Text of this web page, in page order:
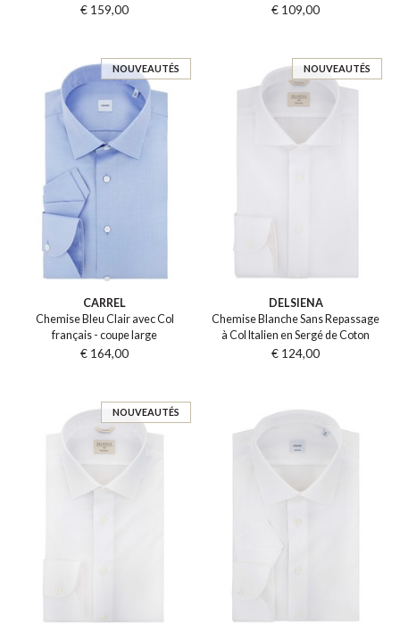
€ 159,00 € 109,00
NOUVEAUTÉS
CARREL
Chemise Bleu Clair avec Col
français - coupe large
€ 164,00
NOUVEAUTÉS
DELSIENA
Chemise Blanche Sans Repassage
à Col Italien en Sergé de Coton
€ 124,00
NOUVEAUTÉS